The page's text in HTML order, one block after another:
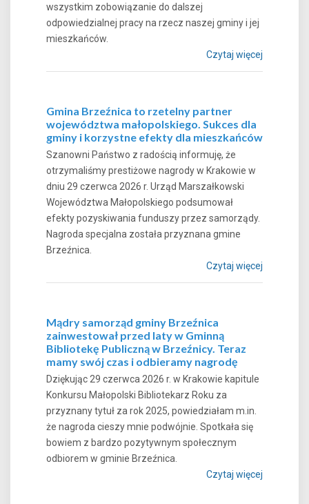
wszystkim zobowiązanie do dalszej
odpowiedzialnej pracy na rzecz naszej gminy i jej
mieszkańców.
Czytaj więcej
Gmina Brzeźnica to rzetelny partner
województwa małopolskiego. Sukces dla
gminy i korzystne efekty dla mieszkańców
Szanowni Państwo z radością informuję, że
otrzymaliśmy prestiżowe nagrody w Krakowie w
dniu 29 czerwca 2026 r. Urząd Marszałkowski
Województwa Małopolskiego podsumował
efekty pozyskiwania funduszy przez samorządy.
Nagroda specjalna została przyznana gmine
Brzeźnica.
Czytaj więcej
Mądry samorząd gminy Brzeźnica
zainwestował przed laty w Gminną
Bibliotekę Publiczną w Brzeźnicy. Teraz
mamy swój czas i odbieramy nagrodę
Dziękując 29 czerwca 2026 r. w Krakowie kapitule
Konkursu Małopolski Bibliotekarz Roku za
przyznany tytuł za rok 2025, powiedziałam m.in.
że nagroda cieszy mnie podwójnie. Spotkała się
bowiem z bardzo pozytywnym społecznym
odbiorem w gminie Brzeźnica.
Czytaj więcej